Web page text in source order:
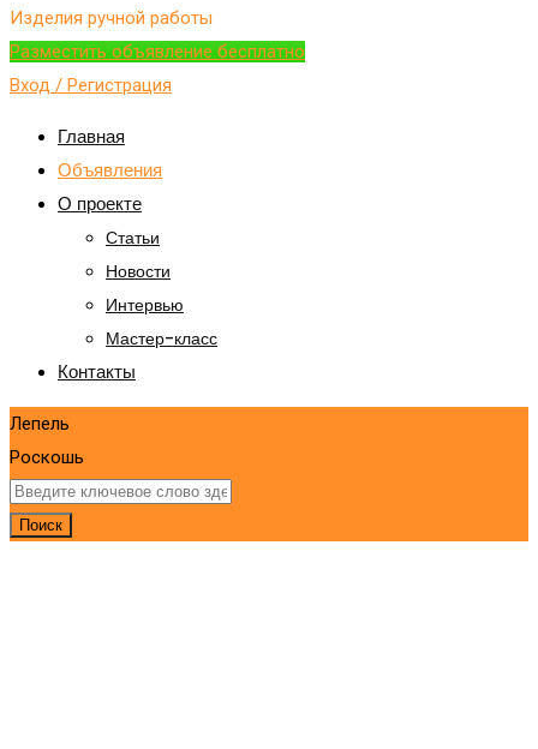
Изделия ручной работы
Разместить объявление бесплатно
Вход / Регистрация
Главная
Объявления
О проекте
Статьи
Новости
Интервью
Мастер-класс
Контакты
Лепель
Роскошь
Поиск